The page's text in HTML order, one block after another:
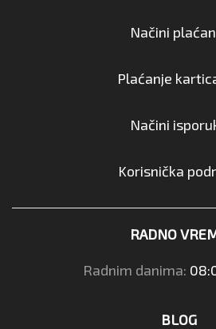
Načini
Plaćanje
Načini
Korisnička
RADNO
Radnim danima:
BLOG